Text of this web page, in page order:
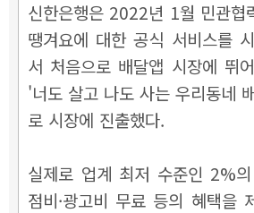
신한은행은 2022년 1월 민관협
땡겨요에 대한 공식 서비스를
서 처음으로 배달앱 시장에 뛰
'너도 살고 나도 사는 우리동네
로 시장에 진출했다.
실제로 업계 최저 수준인 2%
점비·광고비 무료 등의 혜택을